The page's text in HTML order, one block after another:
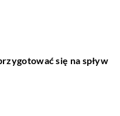
się na spływ